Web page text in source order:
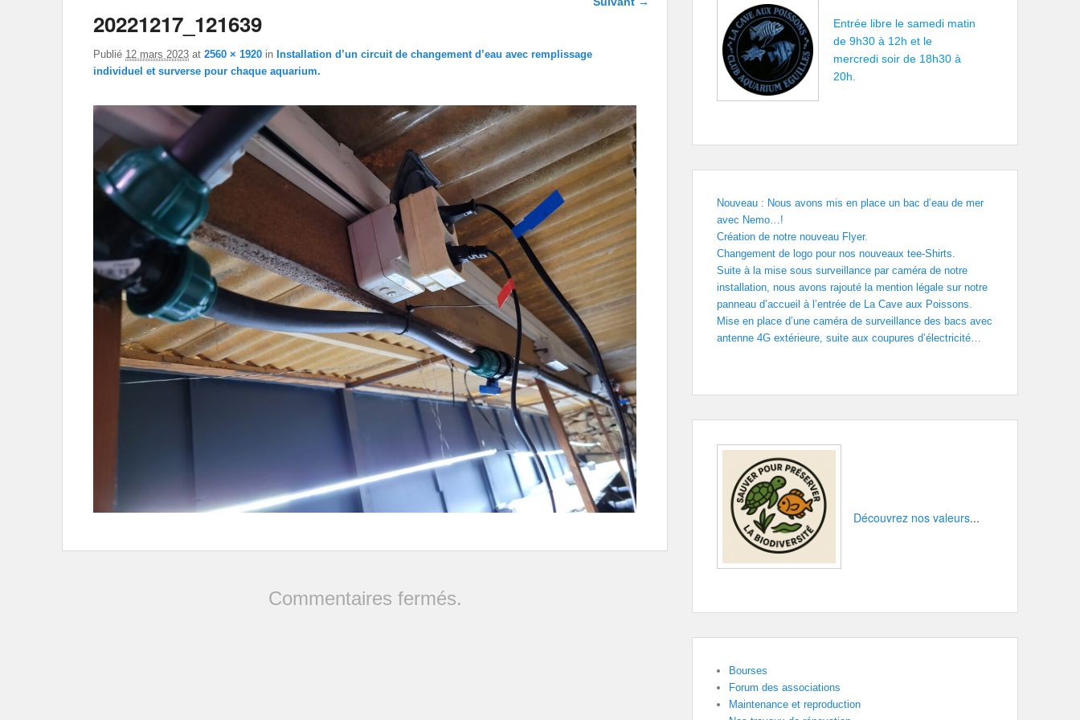
20221217_121639
Publié 12 mars 2023 at 2560 × 1920 in Installation d’un circuit de changement d’eau avec remplissage
individuel et surverse pour chaque aquarium.
Commentaires fermés.
Entrée libre le samedi matin
de 9h30 à 12h et le
mercredi soir de 18h30 à
20h.
Nouveau : Nous avons mis en place un bac d’eau de mer
avec Nemo…!
Création de notre nouveau Flyer.
Changement de logo pour nos nouveaux tee-Shirts.
Suite à la mise sous surveillance par caméra de notre
installation, nous avons rajouté la mention légale sur notre
panneau d’accueil à l’entrée de La Cave aux Poissons.
Mise en place d’une caméra de surveillance des bacs avec
antenne 4G extérieure, suite aux coupures d’électricité…
Découvrez nos valeurs...
Bourses
Forum des associations
Maintenance et reproduction